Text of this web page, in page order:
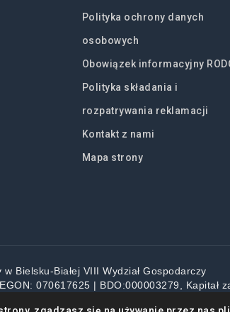
Polityka ochrony danych
osobowych
Obowiązek informacyjny
Polityka składania i
rozpatrywania reklamacji
Kontakt z nami
Mapa strony
w Bielsku-Białej VIII Wydział Gospodarczy
070617625 | BDO:000003279, Kapitał
podatek VAT